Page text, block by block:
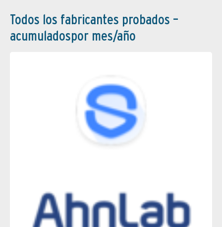
Todos los fabricantes probados –
acumuladospor mes/año